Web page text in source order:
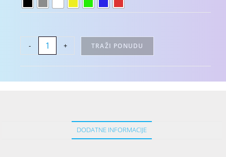
- + TRAŽI PONUDU
DODATNE INFORMACIJE